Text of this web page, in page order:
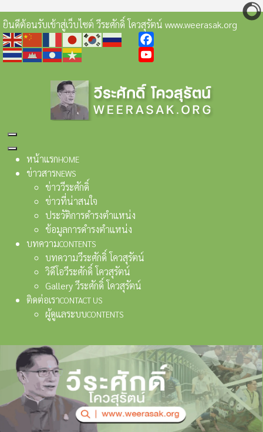
ยินดีต้อนรับเข้าสู่เว็บไซต์ วีระศักดิ์ โควสุรัตน์ www.weerasak.org
Facebook
หน้าแรกHOME
ข่าวสารNEWS
ข่าววีระศักดิ์
ข่าวที่น่าสนใจ
ประวัติการดำรงตำแหน่ง
ข้อมูลการดำรงตำแหน่ง
บทความCONTENTS
บทความวีระศักดิ์ โควสุรัตน์
วิดีโอวีระศักดิ์ โควสุรัตน์
Gallery วีระศักดิ์ โควสุรัตน์
ติดต่อเราCONTACT US
ผู้ดูแลระบบCONTENTS